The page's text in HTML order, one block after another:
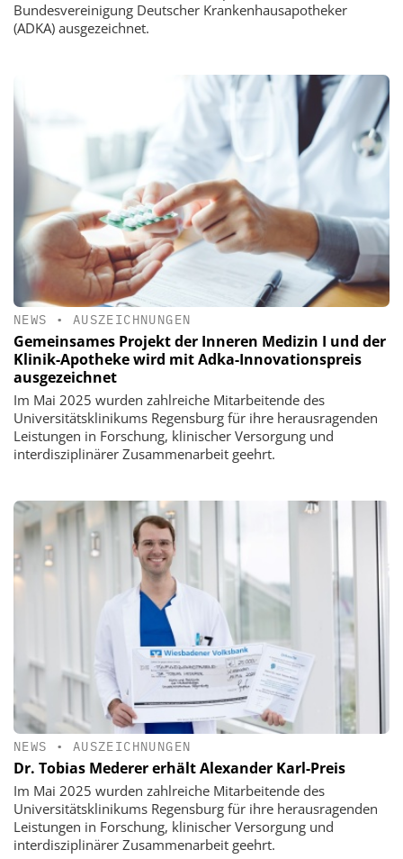
Bundesvereinigung Deutscher Krankenhausapotheker
(ADKA) ausgezeichnet.
NEWS • AUSZEICHNUNGEN
Gemeinsames Projekt der Inneren Medizin I und der
Klinik-Apotheke wird mit Adka-Innovationspreis
ausgezeichnet
Im Mai 2025 wurden zahlreiche Mitarbeitende des
Universitätsklinikums Regensburg für ihre herausragenden
Leistungen in Forschung, klinischer Versorgung und
interdisziplinärer Zusammenarbeit geehrt.
NEWS • AUSZEICHNUNGEN
Dr. Tobias Mederer erhält Alexander Karl-Preis
Im Mai 2025 wurden zahlreiche Mitarbeitende des
Universitätsklinikums Regensburg für ihre herausragenden
Leistungen in Forschung, klinischer Versorgung und
interdisziplinärer Zusammenarbeit geehrt.